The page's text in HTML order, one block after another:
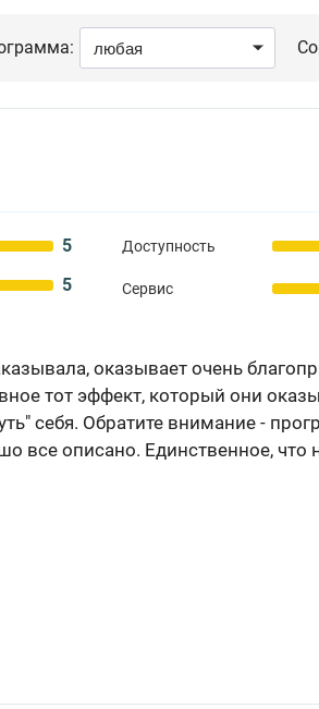
5 Доступность
5 Сервис
оказывает очень
тот эффект, который они
себя. Обратите внимание -
все описано. Единственное, что